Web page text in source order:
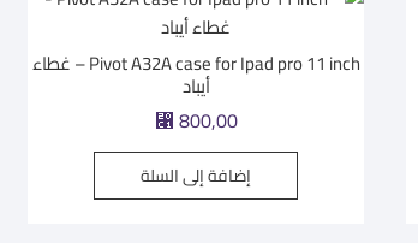
Pivot A32A case for Ipad pro 11 inch – غطاء
أيباد
⃁800,00
إضافة إلى السلة